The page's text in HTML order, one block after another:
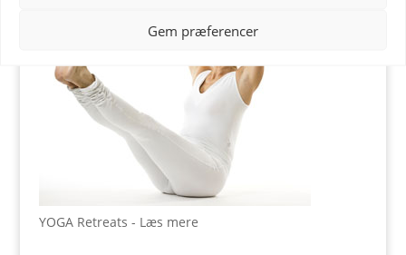
Gem præferencer
YOGA Retreats - Læs mere